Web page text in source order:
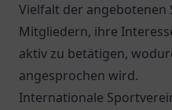
Vielfalt der
Mitgliedern, ihre
aktiv zu betätigen,
angesprochen wird.
Internationale